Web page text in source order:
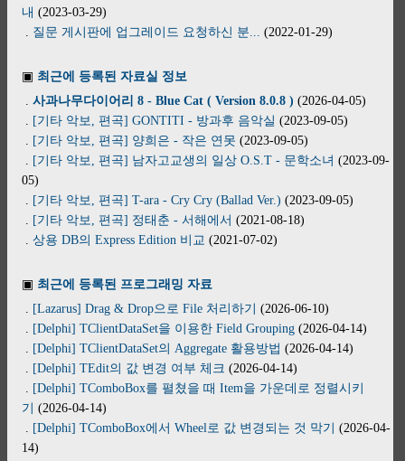
내 (2023-03-29)
. 질문 게시판에 업그레이드 요청하신 분... (2022-01-29)
▣ 최근에 등록된 자료실 정보
.사과나무다이어리 8 - Blue Cat ( Version 8.0.8 ) (2026-04-05)
. [기타 악보, 편곡] GONTITI - 방과후 음악실 (2023-09-05)
. [기타 악보, 편곡] 양희은 - 작은 연못 (2023-09-05)
. [기타 악보, 편곡] 남자고교생의 일상 O.S.T - 문학소녀 (2023-09-
05)
. [기타 악보, 편곡] T-ara - Cry Cry (Ballad Ver.) (2023-09-05)
. [기타 악보, 편곡] 정태춘 - 서해에서 (2021-08-18)
.상용 DB의 Express Edition 비교 (2021-07-02)
▣ 최근에 등록된 프로그래밍 자료
. [Lazarus] Drag & Drop으로 File 처리하기
(2026-06-10)
. [Delphi] TClientDataSet을 이용한 Field Grouping (2026-04-14)
. [Delphi] TClientDataSet의 Aggregate 활용방법 (2026-04-14)
. [Delphi] TEdit의 값 변경 여부 체크 (2026-04-14)
. [Delphi] TComboBox를 펼쳤을 때 Item을 가운데로 정렬시키
기
(2026-04-14)
. [Delphi] TComboBox에서 Wheel로 값 변경되는 것 막기
(2026-04-
14)